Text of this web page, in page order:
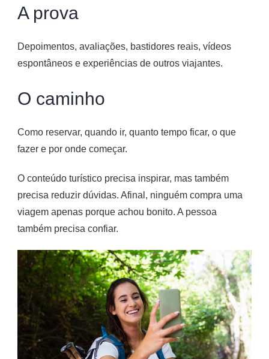
A prova
Depoimentos, avaliações, bastidores reais, vídeos
espontâneos e experiências de outros viajantes.
O caminho
Como reservar, quando ir, quanto tempo ficar, o que
fazer e por onde começar.
O conteúdo turístico precisa inspirar, mas também
precisa reduzir dúvidas. Afinal, ninguém compra uma
viagem apenas porque achou bonito. A pessoa
também precisa confiar.